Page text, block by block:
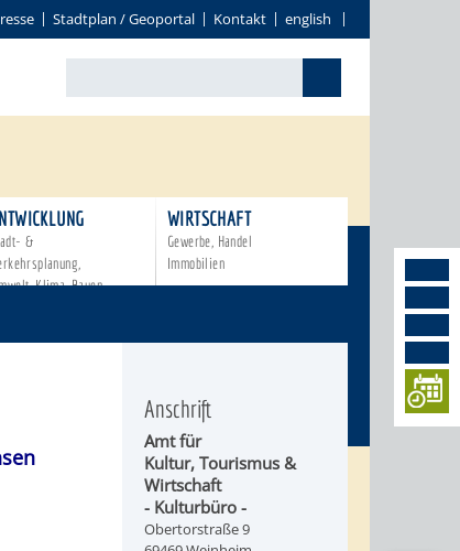
Stadtplan / Geoportal Kontakt english
&
Klima, Bauen
WIRTSCHAFT
Gewerbe, Handel
Immobilien
Anschrift
Amt für
Kultur, Tourismus &
Wirtschaft
- Kulturbüro -
Obertorstraße 9